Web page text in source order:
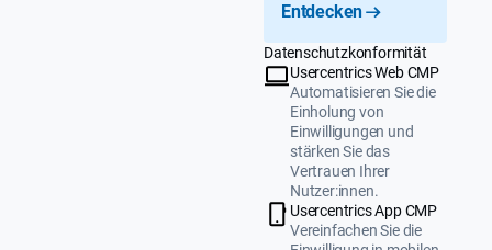
Entdecken
Datenschutzkonformität
Usercentrics Web CMP
Automatisieren Sie die
Einholung von
Einwilligungen und
stärken Sie das
Vertrauen Ihrer
Nutzer:innen.
Usercentrics App CMP
Vereinfachen Sie die